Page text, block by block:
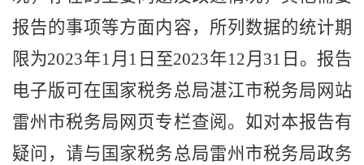
报告的事项等方面内容，所列数据的统计期
限为2023年1月1日至2023年12月31日。报告
电子版可在国家税务总局湛江市税务局网站
雷州市税务局网页专栏查阅。如对本报告有
疑问，请与国家税务总局雷州市税务局政务